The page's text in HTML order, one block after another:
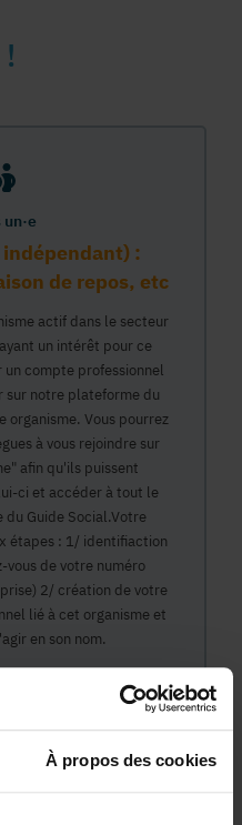
À propos des cookies
:
de repos, etc
actif dans le secteur
un intérêt pour ce
compte professionnel
notre plateforme du
organisme. Vous pourrez
à vous rejoindre sur
afin qu'ils puissent
ci et accéder à tout le
Guide Social.Votre
étapes : 1/ identifiaction
vous de votre numéro
2/ création de votre
lié à cet organisme et
en son nom.